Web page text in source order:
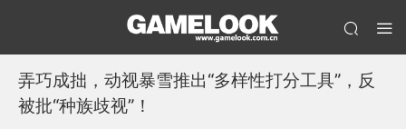
弄巧成拙，动视暴雪推出“多样性打分工具”，反
被批“种族歧视”！